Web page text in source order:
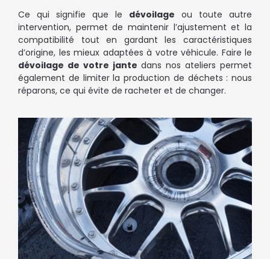
Ce qui signifie que le dévoilage ou toute autre
intervention, permet de maintenir l’ajustement et la
compatibilité tout en gardant les caractéristiques
d’origine, les mieux adaptées à votre véhicule. Faire le
dévoilage de votre jante dans nos ateliers permet
également de limiter la production de déchets : nous
réparons, ce qui évite de racheter et de changer.